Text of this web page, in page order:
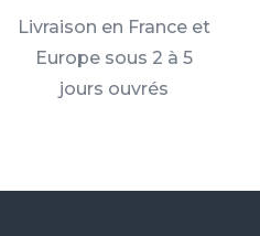
Livraison en France et
Europe sous 2 à 5
jours ouvrés